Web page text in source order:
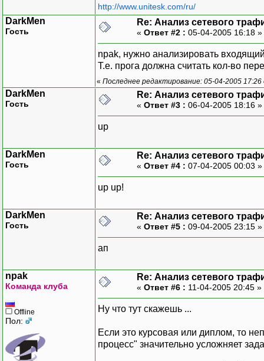
http://www.unitesk.com/ru/
DarkMen
Гость
Re: Анализ сетевого
« Ответ #2 : 05-04-2005 16:18 »
npak, нужно анализировать
Т.е. прога должна считать кол-во
« Последнее редактирование: 05-04-2005
DarkMen
Гость
Re: Анализ сетевого
« Ответ #3 : 06-04-2005 18:16 »
up
DarkMen
Гость
Re: Анализ сетевого
« Ответ #4 : 07-04-2005 00:03 »
up up!
DarkMen
Гость
Re: Анализ сетевого
« Ответ #5 : 09-04-2005 23:15 »
ап
npak
Команда клуба
Offline
Пол:
Re: Анализ сетевого
« Ответ #6 : 11-04-2005 20:45 »
Ну что тут скажешь ...
Если это курсовая или диплом, то
процесс" значительно усложняет